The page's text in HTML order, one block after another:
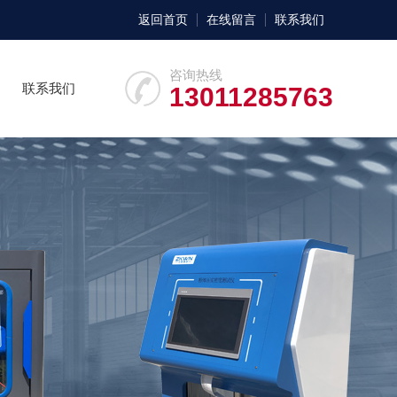
返回首页 在线留言 联系我们
咨询热线
13011285763
联系我们